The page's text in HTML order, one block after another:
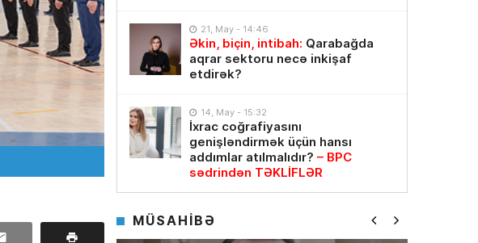
21, May - 14:46
Əkin, biçin, intibah: Qarabağda
aqrar sektoru necə inkişaf
etdirək?
14, May - 15:32
İxrac coğrafiyasını
genişləndirmək üçün hansı
addımlar atılmalıdır? – BPC
sədrindən TƏKLİFLƏR
MÜSAHİBƏ